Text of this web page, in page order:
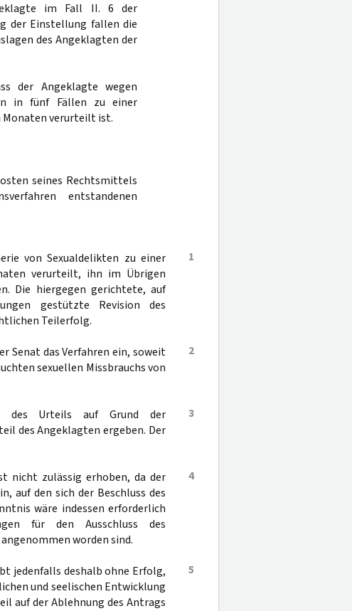
im Fall II. 6 der
der Einstellung fallen die
des Angeklagten der
der Angeklagte wegen
in fünf Fällen zu einer
Monaten verurteilt ist.
seines Rechtsmittels
entstandenen
1
von Sexualdelikten zu einer
verurteilt, ihn im Übrigen
Die hiergegen gerichtete, auf
gestützte Revision des
Teilerfolg.
2
Senat das Verfahren ein, soweit
sexuellen Missbrauchs von
3
des Urteils auf Grund der
des Angeklagten ergeben. Der
4
nicht zulässig erhoben, da der
auf den sich der Beschluss des
wäre indessen erforderlich
für den Ausschluss des
worden sind.
5
jedenfalls deshalb ohne Erfolg,
und seelischen Entwicklung
auf der Ablehnung des Antrags